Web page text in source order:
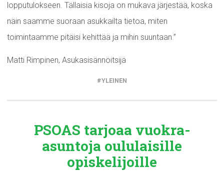
lopputulokseen. Tällaisia kisoja on mukava järjestää, koska
näin saamme suoraan asukkailta tietoa, miten
toimintaamme pitäisi kehittää ja mihin suuntaan.”
Matti Rimpinen, Asukasisännöitsijä
YLEINEN
PSOAS tarjoaa vuokra-
asuntoja oululaisille
opiskelijoille